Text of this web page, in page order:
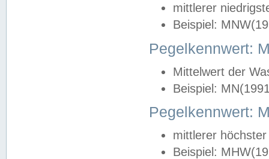
mittlerer
Beispiel:
Pegelkennwert:
Mittelwert der
Beispiel:
Pegelkennwert:
mittlerer
Beispiel: